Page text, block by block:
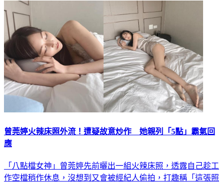
曾莞婷火辣床照外流！遭疑故意炒作 她親列「5點」霸氣回
應
「八點檔女神」曾莞婷先前曬出一組火辣床照，透露自己趁工
作空檔稍作休息，沒想到又會被經紀人偷拍，打趣稱「這張照